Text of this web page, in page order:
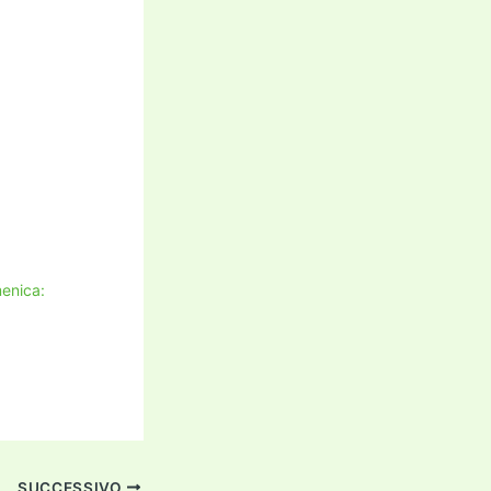
SUCCESSIVO